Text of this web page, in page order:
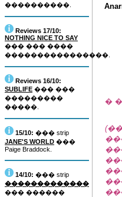
����������.
Reviews 17/10:
NOTHING NICE TO SAY
��� ��� ����
����������������.
Reviews 16/10:
SUBLIFE ��� ���
���������
�����.
15/10: ��� strip
JANE'S WORLD ���
Paige Braddock.
14/10: ��� strip
�������������
��� ������
�